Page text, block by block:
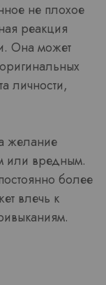
не плохое
реакция
Она может
личности,
желание
или вредным.
более
влечь к